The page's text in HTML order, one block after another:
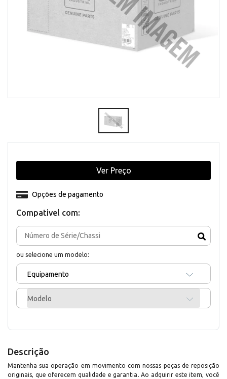
Compativel com:
ou selecione um modelo:
Equipamento
Modelo
Opções de pagamento
Ver Preço
Descrição
Mantenha sua operação em movimento com nossas peças de reposição
originais, que oferecem qualidade e garantia. Ao adquirir este item, você